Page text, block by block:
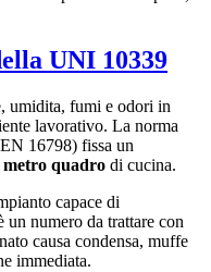
UNI 10339
umidita, fumi e odori in
lavorativo. La norma
16798) fissa un
metro quadro di cucina.
capace di
numero da trattare con
causa condensa, muffe
immediata.